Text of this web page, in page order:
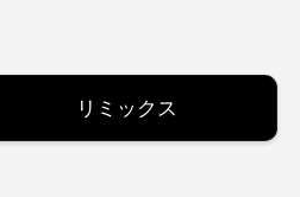
リミックス